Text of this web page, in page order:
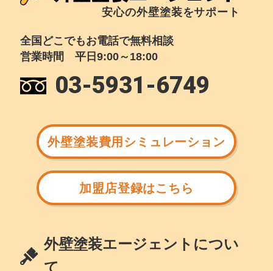
安心の外壁塗装をサポート
全国どこでもお電話で無料相談
営業時間 平日9:00～18:00
03-5931-6749
外壁塗装費用シミュレーション
加盟店登録はこちら
外壁塗装エージェントについ
て